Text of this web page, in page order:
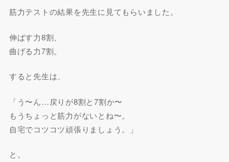
筋力テストの結果を先生に見てもらいました。
伸ばす力8割、
曲げる力7割。
すると先生は、
「う〜ん…戻りが8割と7割か〜
もうちょっと筋力がないとね〜。
自宅でコツコツ頑張りましょう。」
と。